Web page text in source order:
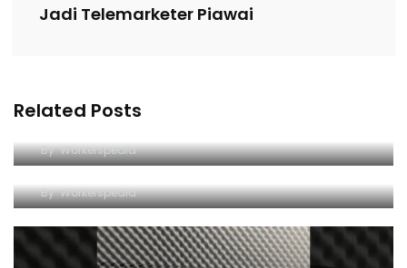
Jadi Telemarketer Piawai
Related Posts
#parttimejob #work
ByWorkerspedia
Yang lagi cari kerja, WAJIB nonton sampai habis!
#carikerja #lowongankerja #infoloker
#jobsearch
ByWorkerspedia